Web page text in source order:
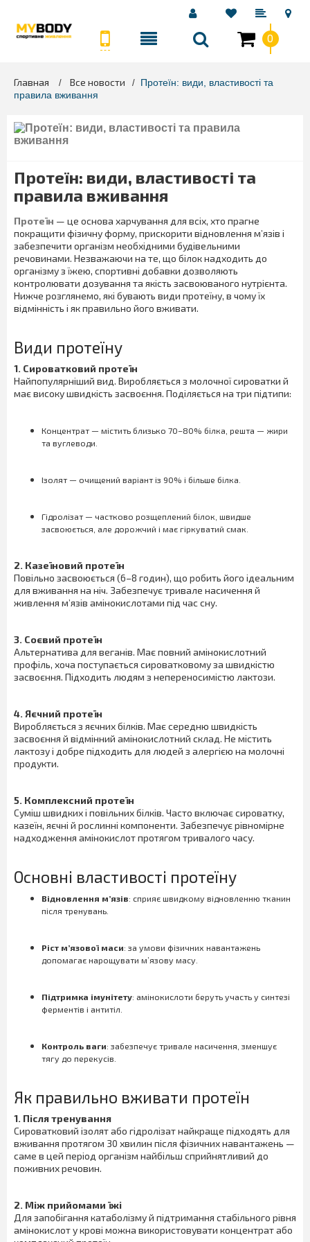
0
Главная > Все новости > Протеїн: види, властивості та
правила вживання
Протеїн: види, властивості та
правила вживання
Протеїн — це основа харчування для всіх, хто прагне
покращити фізичну форму, прискорити відновлення м’язів і
забезпечити організм необхідними будівельними
речовинами. Незважаючи на те, що білок надходить до
організму з їжею, спортивні добавки дозволяють
контролювати дозування та якість засвоюваного нутрієнта.
Нижче розглянемо, які бувають види протеїну, в чому їх
відмінність і як правильно його вживати.
Види протеїну
1. Сироватковий протеїн
Найпопулярніший вид. Виробляється з молочної сироватки й
має високу швидкість засвоєння. Поділяється на три підтипи:
Концентрат — містить близько 70–80% білка, решта — жири
та вуглеводи.
Ізолят — очищений варіант із 90% і більше білка.
Гідролізат — частково розщеплений білок, швидше
засвоюється, але дорожчий і має гіркуватий смак.
2. Казеїновий протеїн
Повільно засвоюється (6–8 годин), що робить його ідеальним
для вживання на ніч. Забезпечує тривале насичення й
живлення м’язів амінокислотами під час сну.
3. Соєвий протеїн
Альтернатива для веганів. Має повний амінокислотний
профіль, хоча поступається сироватковому за швидкістю
засвоєння. Підходить людям з непереносимістю лактози.
4. Яєчний протеїн
Виробляється з яєчних білків. Має середню швидкість
засвоєння й відмінний амінокислотний склад. Не містить
лактозу і добре підходить для людей з алергією на молочні
продукти.
5. Комплексний протеїн
Суміш швидких і повільних білків. Часто включає сироватку,
казеїн, яєчні й рослинні компоненти. Забезпечує рівномірне
надходження амінокислот протягом тривалого часу.
Основні властивості протеїну
Відновлення м’язів: сприяє швидкому відновленню тканин
після тренувань.
Ріст м’язової маси: за умови фізичних навантажень
допомагає нарощувати м’язову масу.
Підтримка імунітету: амінокислоти беруть участь у синтезі
ферментів і антитіл.
Контроль ваги: забезпечує тривале насичення, зменшує
тягу до перекусів.
Як правильно вживати протеїн
1. Після тренування
Сироватковий ізолят або гідролізат найкраще підходять для
вживання протягом 30 хвилин після фізичних навантажень —
саме в цей період організм найбільш сприйнятливий до
поживних речовин.
2. Між прийомами їжі
Для запобігання катаболізму й підтримання стабільного рівня
амінокислот у крові можна використовувати концентрат або